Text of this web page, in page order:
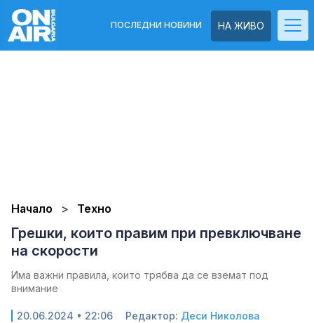
НА ЖИВО
ПОСЛЕДНИ НОВИНИ
Начало Техно
Грешки, които правим при превключване
на скорости
Има важни правила, които трябва да се вземат под
внимание
20.06.2024 • 22:06 Редактор: Деси Николова